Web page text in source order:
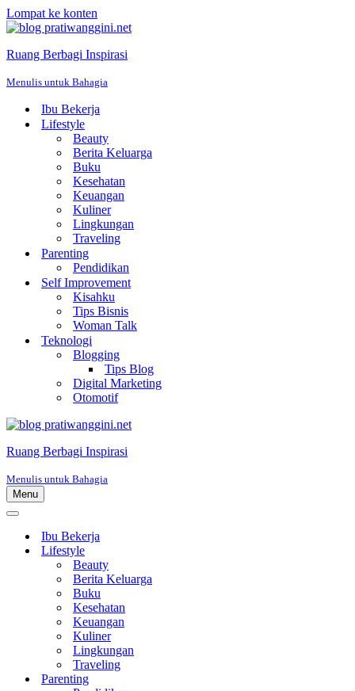
Lompat ke konten
Ruang Berbagi Inspirasi
Menulis untuk Bahagia
Ibu Bekerja
Lifestyle
Beauty
Berita Keluarga
Buku
Kesehatan
Keuangan
Kuliner
Lingkungan
Traveling
Parenting
Pendidikan
Self Improvement
Kisahku
Tips Bisnis
Woman Talk
Teknologi
Blogging
Tips Blog
Digital Marketing
Otomotif
Ruang Berbagi Inspirasi
Menulis untuk Bahagia
Menu
Menu
Menu
NavigasiIbu Bekerja
Lifestyle
Beauty
Berita Keluarga
Buku
Kesehatan
Keuangan
Kuliner
Lingkungan
Traveling
Parenting